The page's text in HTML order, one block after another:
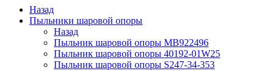
Назад
Пыльники шаровой опоры
Назад
Пыльник шаровой опоры MB922496
Пыльник шаровой опоры 40192-01W25
Пыльник шаровой опоры S247-34-353